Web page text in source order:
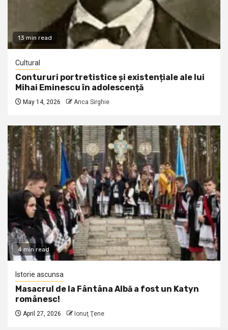
13 min read
Cultural
Contururi portretistice și existențiale ale lui
Mihai Eminescu în adolescență
May 14, 2026 Anca Sirghie
4 min read
Istorie ascunsa
Masacrul de la Fântâna Albă a fost un Katyn
românesc!
April 27, 2026 Ionuţ Ţene